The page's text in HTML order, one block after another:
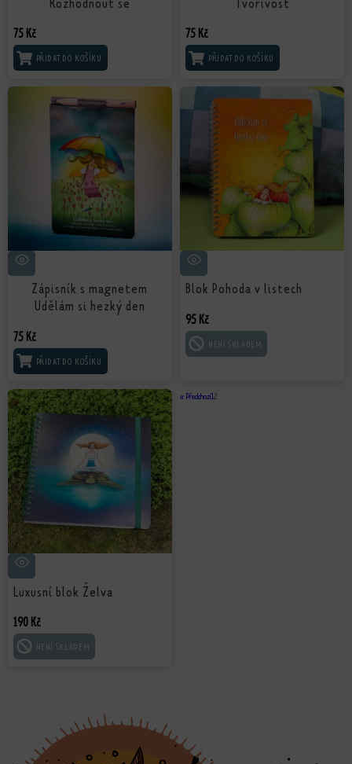
Rozhodnout se
75 Kč
PŘIDAT DO KOŠÍKU
Tvořivost
75 Kč
PŘIDAT DO KOŠÍKU
Zápisník s magnetem
Udělám si hezký den
75 Kč
PŘIDAT DO KOŠÍKU
Blok Pohoda v listech
95 Kč
ČTĚTE VÍCE
Luxusní blok Želva
190 Kč
ČTĚTE VÍCE
« Předchozí12